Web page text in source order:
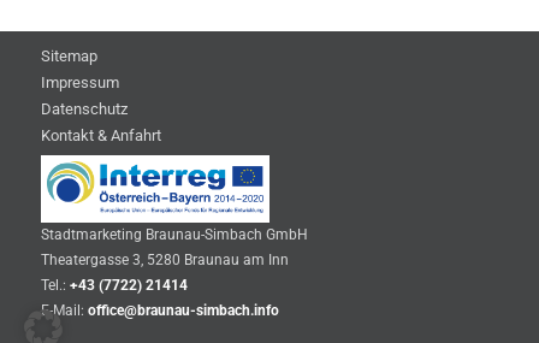
Sitemap
Impressum
Datenschutz
Kontakt & Anfahrt
Stadtmarketing Braunau-Simbach GmbH
Theatergasse 3, 5280 Braunau am Inn
Tel.: +43 (7722) 21414
E-Mail: office@braunau-simbach.info